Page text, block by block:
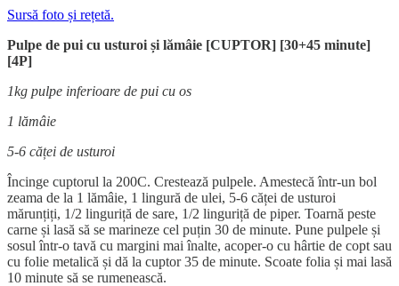
Sursă foto și rețetă.
Pulpe de pui cu usturoi și lămâie [CUPTOR] [30+45 minute]
[4P]
1kg pulpe inferioare de pui cu os
1 lămâie
5-6 căței de usturoi
Încinge cuptorul la 200C. Crestează pulpele. Amestecă într-un bol
zeama de la 1 lămâie, 1 lingură de ulei, 5-6 căței de usturoi
mărunțiți, 1/2 linguriță de sare, 1/2 linguriță de piper. Toarnă peste
carne și lasă să se marineze cel puțin 30 de minute. Pune pulpele și
sosul într-o tavă cu margini mai înalte, acoper-o cu hârtie de copt sau
cu folie metalică și dă la cuptor 35 de minute. Scoate folia și mai lasă
10 minute să se rumenească.